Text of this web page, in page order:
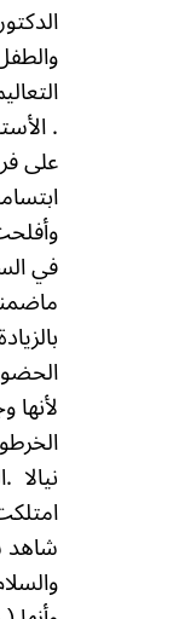
.
على
في
نيالا .